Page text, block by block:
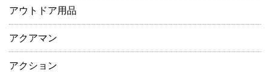
アウトドア用品
アクアマン
アクション